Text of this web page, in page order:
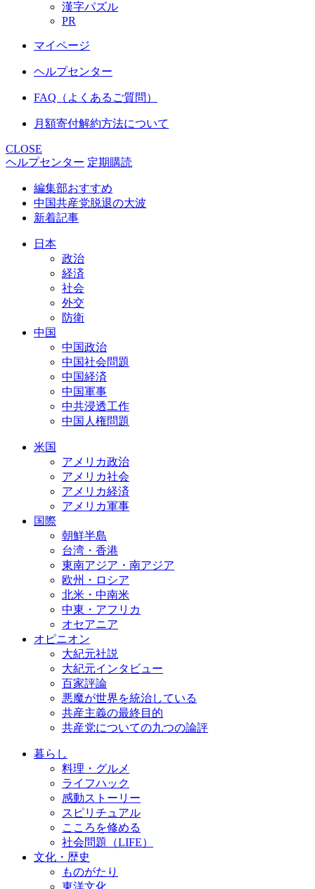
漢字パズル
PR
マイページ
ヘルプセンター
FAQ（よくあるご質問）
月額寄付解約方法について
CLOSE
ヘルプセンター 定期購読
編集部おすすめ
中国共産党脱退の大波
新着記事
日本
政治
経済
社会
外交
防衛
中国
中国政治
中国社会問題
中国経済
中国軍事
中共浸透工作
中国人権問題
米国
アメリカ政治
アメリカ社会
アメリカ経済
アメリカ軍事
国際
朝鮮半島
台湾・香港
東南アジア・南アジア
欧州・ロシア
北米・中南米
中東・アフリカ
オセアニア
オピニオン
大紀元社説
大紀元インタビュー
百家評論
悪魔が世界を統治している
共産主義の最終目的
共産党についての九つの論評
暮らし
料理・グルメ
ライフハック
感動ストーリー
スピリチュアル
こころを修める
社会問題（LIFE）
文化・歴史
ものがたり